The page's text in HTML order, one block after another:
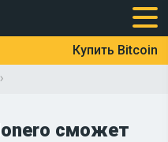
Купить Bitcoin
›
сможет